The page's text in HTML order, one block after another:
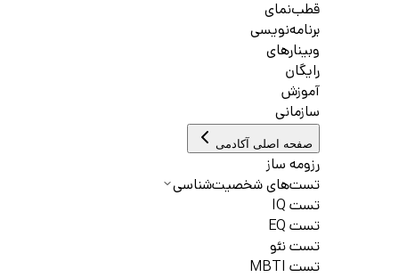
قطب‌نمای
برنامه‌نویسی
وبینارهای
رایگان
آموزش
سازمانی
صفحه اصلی آکادمی
رزومه ساز
تست‌های شخصیت‌شناسی
تست IQ
تست EQ
تست نئو
تست MBTI